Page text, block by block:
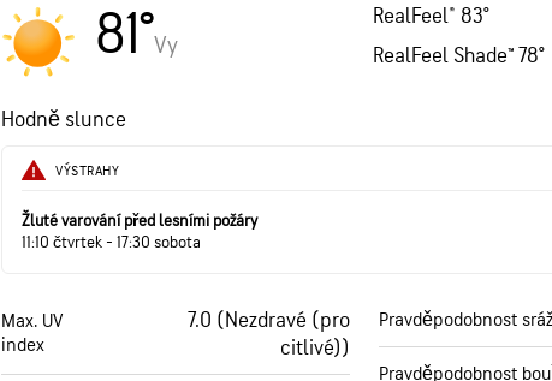
81°Vy
RealFeel® 83°
RealFeel Shade™ 78°
Hodně slunce
VÝSTRAHY
Žluté varování před lesními požáry
11:10 čtvrtek - 17:30 sobota
Max. UV
index
7.0 (Nezdravé (pro
citlivé))
Pravděpodobnost
Pravděpodobnost